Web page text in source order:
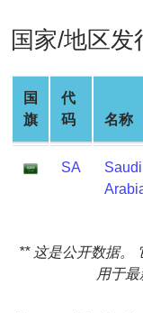
BIN
Credit
Card
Checker
Service
What
Address
国家/地区发
国
旗
代
码
名称
SA
Saudi
** 这是公开数据。
用于最